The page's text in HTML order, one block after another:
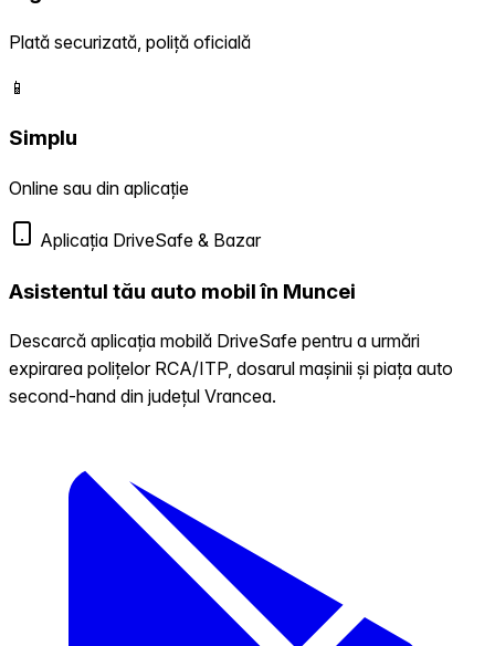
Plată securizată, poliță oficială
📱
Simplu
Online sau din aplicație
Aplicația DriveSafe & Bazar
Asistentul tău auto mobil în Muncei
Descarcă aplicația mobilă DriveSafe pentru a urmări
expirarea polițelor RCA/ITP, dosarul mașinii și piața auto
second-hand din județul Vrancea.